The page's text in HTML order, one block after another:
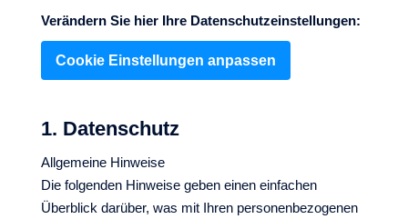
Verändern Sie hier Ihre Datenschutzeinstellungen:
Cookie Einstellungen anpassen
1. Datenschutz
Allgemeine Hinweise
Die folgenden Hinweise geben einen einfachen
Überblick darüber, was mit Ihren personenbezogenen